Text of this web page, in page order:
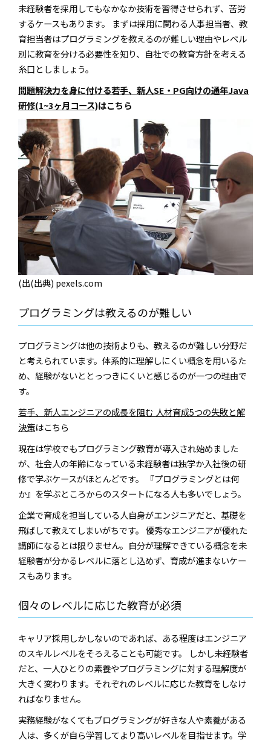
未経験者を採用してもなかなか技術を習得させられず、苦労
するケースもあります。 まずは採用に関わる人事担当者、教
育担当者はプログラミングを教えるのが難しい理由やレベル
別に教育を分ける必要性を知り、自社での教育方針を考える
糸口としましょう。
問題解決力を身に付ける若手、新人SE・PG向けの通年Java
研修(1~3ヶ月コース)はこちら
(出(出典) pexels.com
プログラミングは教えるのが難しい
プログラミングは他の技術よりも、教えるのが難しい分野だ
と考えられています。体系的に理解しにくい概念を用いるた
め、経験がないととっつきにくいと感じるのが一つの理由で
す。
若手、新人エンジニアの成長を阻む 人材育成5つの失敗と解
決策はこちら
現在は学校でもプログラミング教育が導入され始めました
が、社会人の年齢になっている未経験者は独学か入社後の研
修で学ぶケースがほとんどです。 『プログラミングとは何
か』を学ぶところからのスタートになる人も多いでしょう。
企業で育成を担当している人自身がエンジニアだと、基礎を
飛ばして教えてしまいがちです。 優秀なエンジニアが優れた
講師になるとは限りません。自分が理解できている概念を未
経験者が分かるレベルに落とし込めず、育成が進まないケー
スもあります。
個々のレベルに応じた教育が必須
キャリア採用しかしないのであれば、ある程度はエンジニア
のスキルレベルをそろえることも可能です。 しかし未経験者
だと、一人ひとりの素養やプログラミングに対する理解度が
大きく変わります。それぞれのレベルに応じた教育をしなけ
ればなりません。
実務経験がなくてもプログラミングが好きな人や素養がある
人は、多くが自ら学習してより高いレベルを目指せます。学